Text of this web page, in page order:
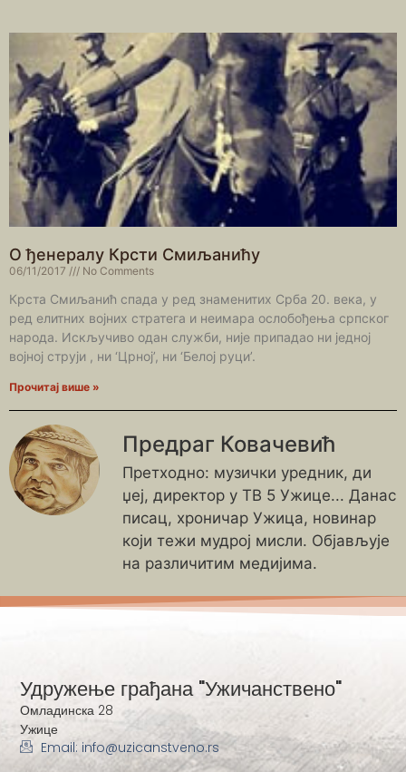
О ђенералу Крсти Смиљанићу
06/11/2017 No Comments
Крста Смиљанић спада у ред знаменитих Срба 20. века, у
ред елитних војних стратега и неимара ослобођења српског
народа. Искључиво одан служби, није припадао ни једној
војној струји , ни ‘Црној’, ни ‘Белој руци’.
Прочитај више »
Предраг Ковачевић
Претходно: музички уредник, ди
џеј, директор у ТВ 5 Ужице... Данас
писац, хроничар Ужица, новинар
који тежи мудрој мисли. Објављује
на различитим медијима.
Удружење грађана "Ужичанствено"
Омладинска 28
Ужице
Email: info@uzicanstveno.rs